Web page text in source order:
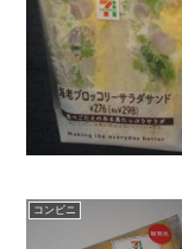
コンビニ